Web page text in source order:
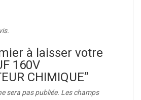
à laisser votre
160V
CHIMIQUE”
sera pas publiée. Les champs